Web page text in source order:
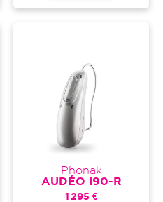
Phonak
AUDÉO I90-R
1 295 €